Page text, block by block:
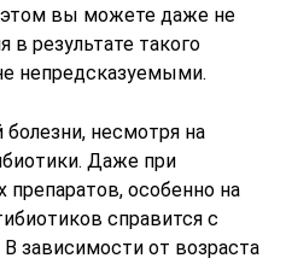
вы можете даже не
в результате такого
непредсказуемыми.
несмотря на
Даже при
препаратов, особенно на
справится с
зависимости от возраста